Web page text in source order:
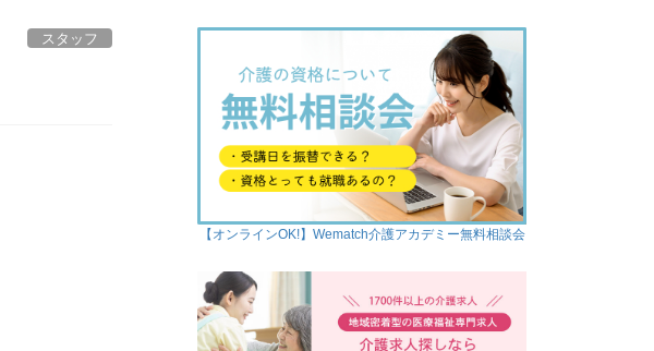
スタッフ
【オンラインOK!】Wematch介護アカデミー無料相談会